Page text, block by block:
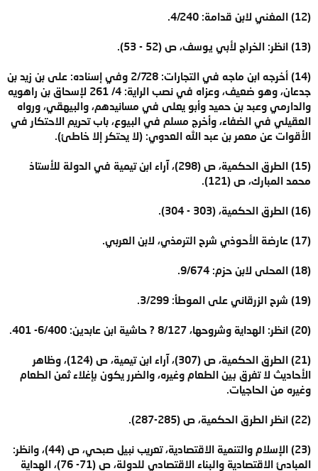
(12) المغني لابن قدامة: 4/240.
(13) انظر: الخراج لأبي يوسف، ص (52 - 53).
(14) أخرجه ابن ماجه في التجارات: 2/728 وفي إسناده: على بن زيد بن
جدعان، وهو ضعيف، وعزاه في نصب الراية: 4/ 261 لإسحاق بن راهويه
والدارمي وعبد بن حميد وأبو يعلى في مسانيدهم، والبيهقي، ورواه
العقيلي في الضفاء، وأخرج مسلم في البيوع، باب تحريم الاحتكار في
الأقوات عن معمر بن عبد الله العدوي: (لا يحتكر إلا خاطئ).
(15) الطرق الحكمية، ص (298)، آراء ابن تيمية في الدولة للأستاذ
محمد المبارك، ص (121).
(16) الطرق الحكمية، (303 - 304).
(17) عارضة الأحوذي شرح الترمذي، لابن العربي.
(18) المحلى لابن حزم: 9/674.
(19) شرح الزرقاني على الموطأ: 3/299.
(20) انظر: الهداية وشروحها، 8/127 ? حاشية ابن عابدين: 6/400- 401.
(21) الطرق الحكمية، ص (307)، آراء ابن تيمية، ص (124)، وظاهر
الأحاديث لا تفرق بين الطعام وغيره، والضرر يكون بإغلاء ثمن الطعام
وغيره من الحاجيات.
(22) انظر الطرق الحكمية، ص (285-287).
(23) الإسلام والتنمية الاقتصادية، تعريب نبيل صبحي، ص (44)، وانظر:
المبادئ الاقتصادية والبناء الاقتصادي للدولة، ص (71- 76)، الهداية